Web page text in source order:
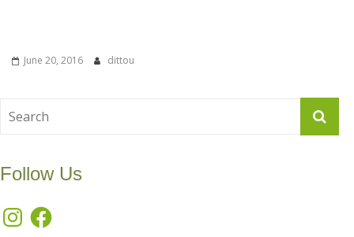
June 20, 2016 dittou
Follow Us
InstagramFacebook